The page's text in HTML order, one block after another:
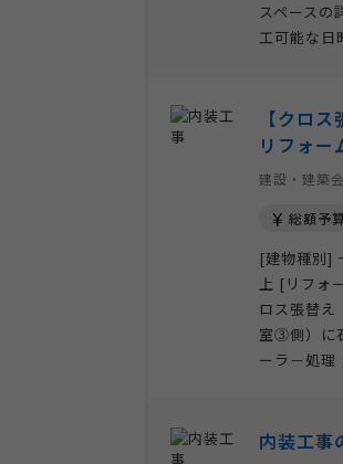
スペースの
工可能な日
【クロ
リフォー
建設・建築
総額予
[建物種別]
上 [リフォ
ロス張替
室③側）に
ーラ－処
内装工事